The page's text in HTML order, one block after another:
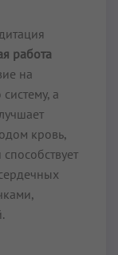
работа
на
а
кровь,